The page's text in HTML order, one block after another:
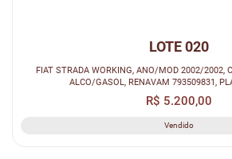
LOTE 020
FIAT STRADA WORKING, ANO/MOD 2002/2002,
ALCO/GASOL, RENAVAM 793509831,
R$ 5.200,00
Vendido